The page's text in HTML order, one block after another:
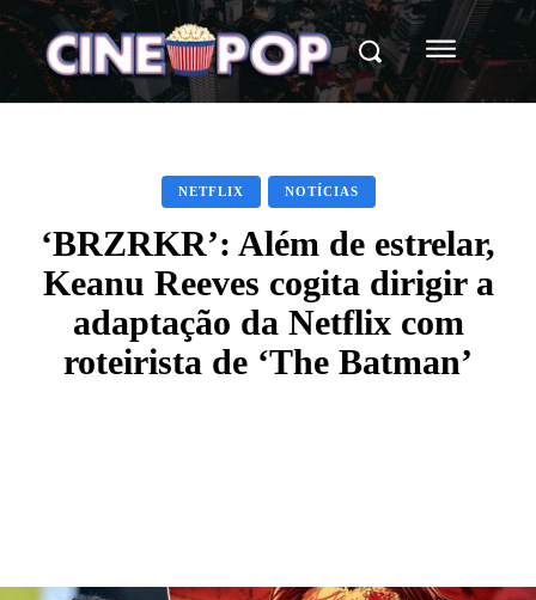
NETFLIX NOTÍCIAS
‘BRZRKR’: Além de estrelar,
Keanu Reeves cogita dirigir a
adaptação da Netflix com
roteirista de ‘The Batman’